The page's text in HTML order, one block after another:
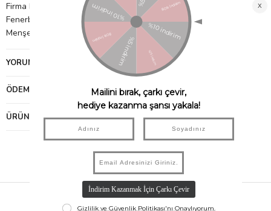
Firma Bilgileri: Petitmag İletişim ve Ticaret Limited Şirketi
Fenerbahçe Mah. Lalezar Sok. No:3/A Kadıköy İ[email protected]
Menşei: ÇİN Uygunluk Sembolü: Ürün görselinde bulunuyor.
YORUMLAR
ÖDEME SEÇENEKLERI
ÜRÜN ÖNERILERI